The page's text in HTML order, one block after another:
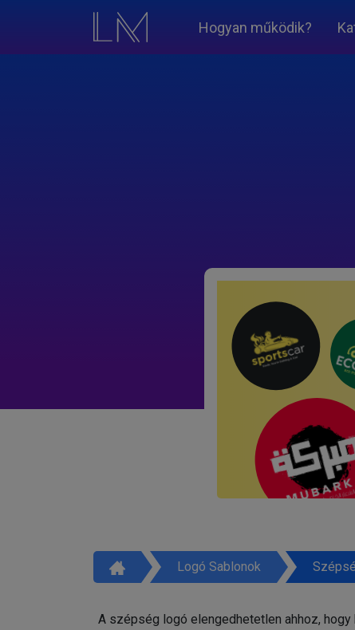
Hogyan működik?
Logó Sablonok
A szépség logó elengedhetetlen ahhoz,